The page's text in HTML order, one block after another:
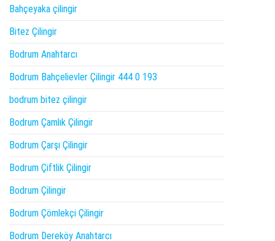
Bahçeyaka çilingir
Bitez Çilingir
Bodrum Anahtarcı
Bodrum Bahçelievler Çilingir 444 0 193
bodrum bitez çilingir
Bodrum Çamlık Çilingir
Bodrum Çarşı Çilingir
Bodrum Çiftlik Çilingir
Bodrum Çilingir
Bodrum Çömlekçi Çilingir
Bodrum Dereköy Anahtarcı